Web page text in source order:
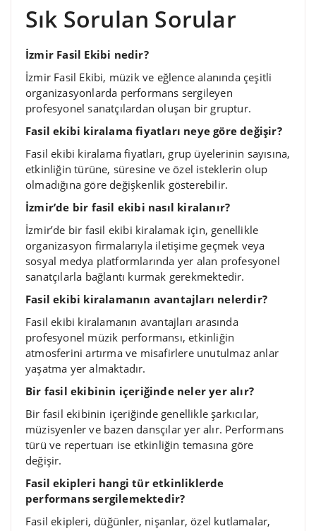
Sık Sorulan Sorular
İzmir Fasil Ekibi nedir?
İzmir Fasil Ekibi, müzik ve eğlence alanında çeşitli
organizasyonlarda performans sergileyen
profesyonel sanatçılardan oluşan bir gruptur.
Fasil ekibi kiralama fiyatları neye göre değişir?
Fasil ekibi kiralama fiyatları, grup üyelerinin sayısına,
etkinliğin türüne, süresine ve özel isteklerin olup
olmadığına göre değişkenlik gösterebilir.
İzmir’de bir fasil ekibi nasıl kiralanır?
İzmir’de bir fasil ekibi kiralamak için, genellikle
organizasyon firmalarıyla iletişime geçmek veya
sosyal medya platformlarında yer alan profesyonel
sanatçılarla bağlantı kurmak gerekmektedir.
Fasil ekibi kiralamanın avantajları nelerdir?
Fasil ekibi kiralamanın avantajları arasında
profesyonel müzik performansı, etkinliğin
atmosferini artırma ve misafirlere unutulmaz anlar
yaşatma yer almaktadır.
Bir fasil ekibinin içeriğinde neler yer alır?
Bir fasil ekibinin içeriğinde genellikle şarkıcılar,
müzisyenler ve bazen dansçılar yer alır. Performans
türü ve repertuarı ise etkinliğin temasına göre
değişir.
Fasil ekipleri hangi tür etkinliklerde
performans sergilemektedir?
Fasil ekipleri, düğünler, nişanlar, özel kutlamalar,